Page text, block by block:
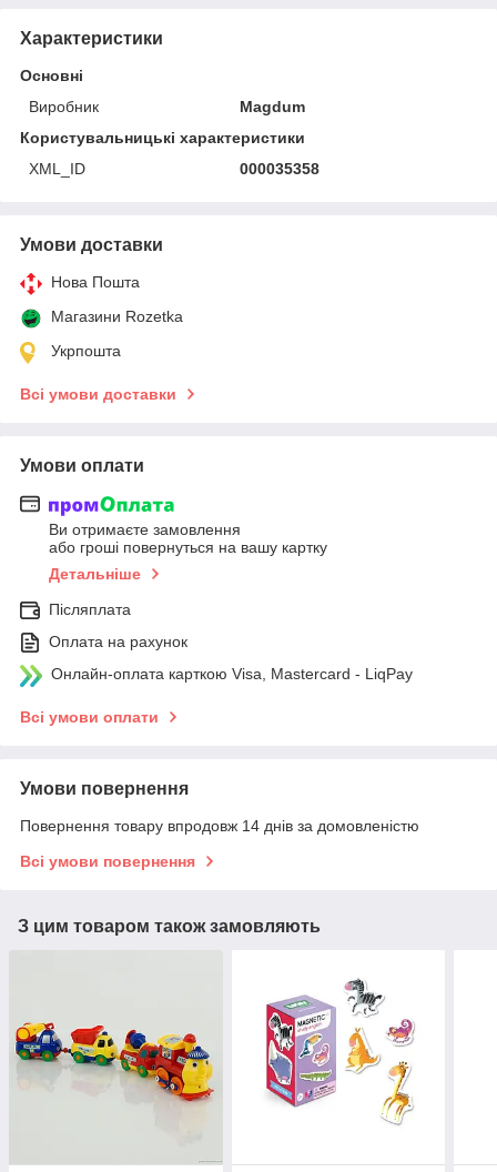
Характеристики
Основні
Виробник
Magdum
Користувальницькі характеристики
XML_ID
000035358
Умови доставки
Нова Пошта
Магазини Rozetka
Укрпошта
Всі умови доставки
Умови оплати
Ви отримаєте замовлення
або гроші повернуться на вашу картку
Детальніше
Післяплата
Оплата на рахунок
Онлайн-оплата карткою Visa, Mastercard - LiqPay
Всі умови оплати
Умови повернення
Повернення товару впродовж 14 днів за домовленістю
Всі умови повернення
З цим товаром також замовляють